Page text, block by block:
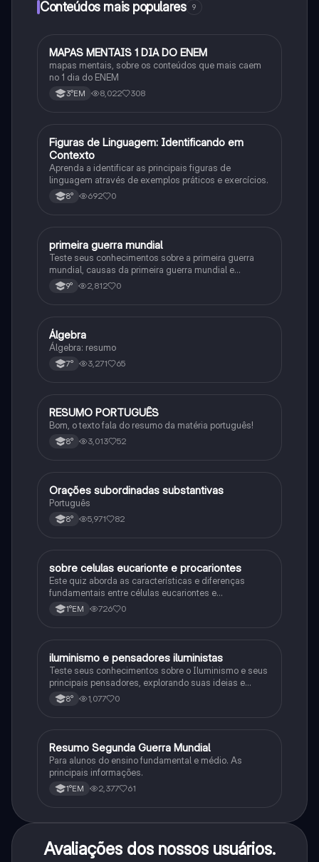
Conteúdos mais populares 9
Português
MAPAS MENTAIS 1 DIA DO ENEM
mapas mentais, sobre os conteúdos que mais caem
no 1 dia do ENEM
3°EM 8,022 308
FPortuguês
Figuras de Linguagem: Identificando em
Contexto
Aprenda a identificar as principais figuras de
linguagem através de exemplos práticos e exercícios.
8° 692 0
História
primeira guerra mundial
Teste seus conhecimentos sobre a primeira guerra
mundial, causas da primeira guerra mundial e
consequências da Primeira Guerra Mundial, fases da
primeira guerra mundial
9° 2,812 0
Matematica
Álgebra
Álgebra: resumo
7° 3,271 65
Português
RESUMO PORTUGUÊS
Bom, o texto fala do resumo da matéria português!
8° 3,013 52
Português
Orações subordinadas substantivas
Português
8° 5,971 82
Biologia
sobre celulas eucarionte e procariontes
Este quiz aborda as características e diferenças
fundamentais entre células eucariontes e
procariontes.
1°EM 726 0
História
iluminismo e pensadores iluministas
Teste seus conhecimentos sobre o Iluminismo e seus
principais pensadores, explorando suas ideias e
impacto histórico.
8° 1,077 0
História
Resumo Segunda Guerra Mundial
Para alunos do ensino fundamental e médio. As
principais informações.
1°EM 2,377 61
Avaliações dos nossos usuários.